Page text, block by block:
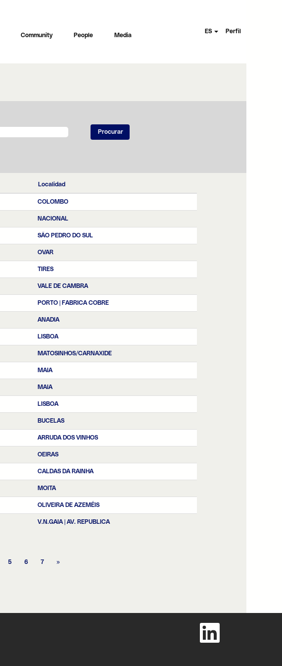
Community People Media
ES Perfil
Localidad
COLOMBO
NACIONAL
SÃO PEDRO DO SUL
OVAR
TIRES
VALE DE CAMBRA
PORTO | FABRICA COBRE
ANADIA
LISBOA
MATOSINHOS/CARNAXIDE
MAIA
MAIA
LISBOA
BUCELAS
ARRUDA DOS VINHOS
OEIRAS
CALDAS DA RAINHA
MOITA
OLIVEIRA DE AZEMÉIS
V.N.GAIA | AV. REPUBLICA
5 6 7 »
S
b